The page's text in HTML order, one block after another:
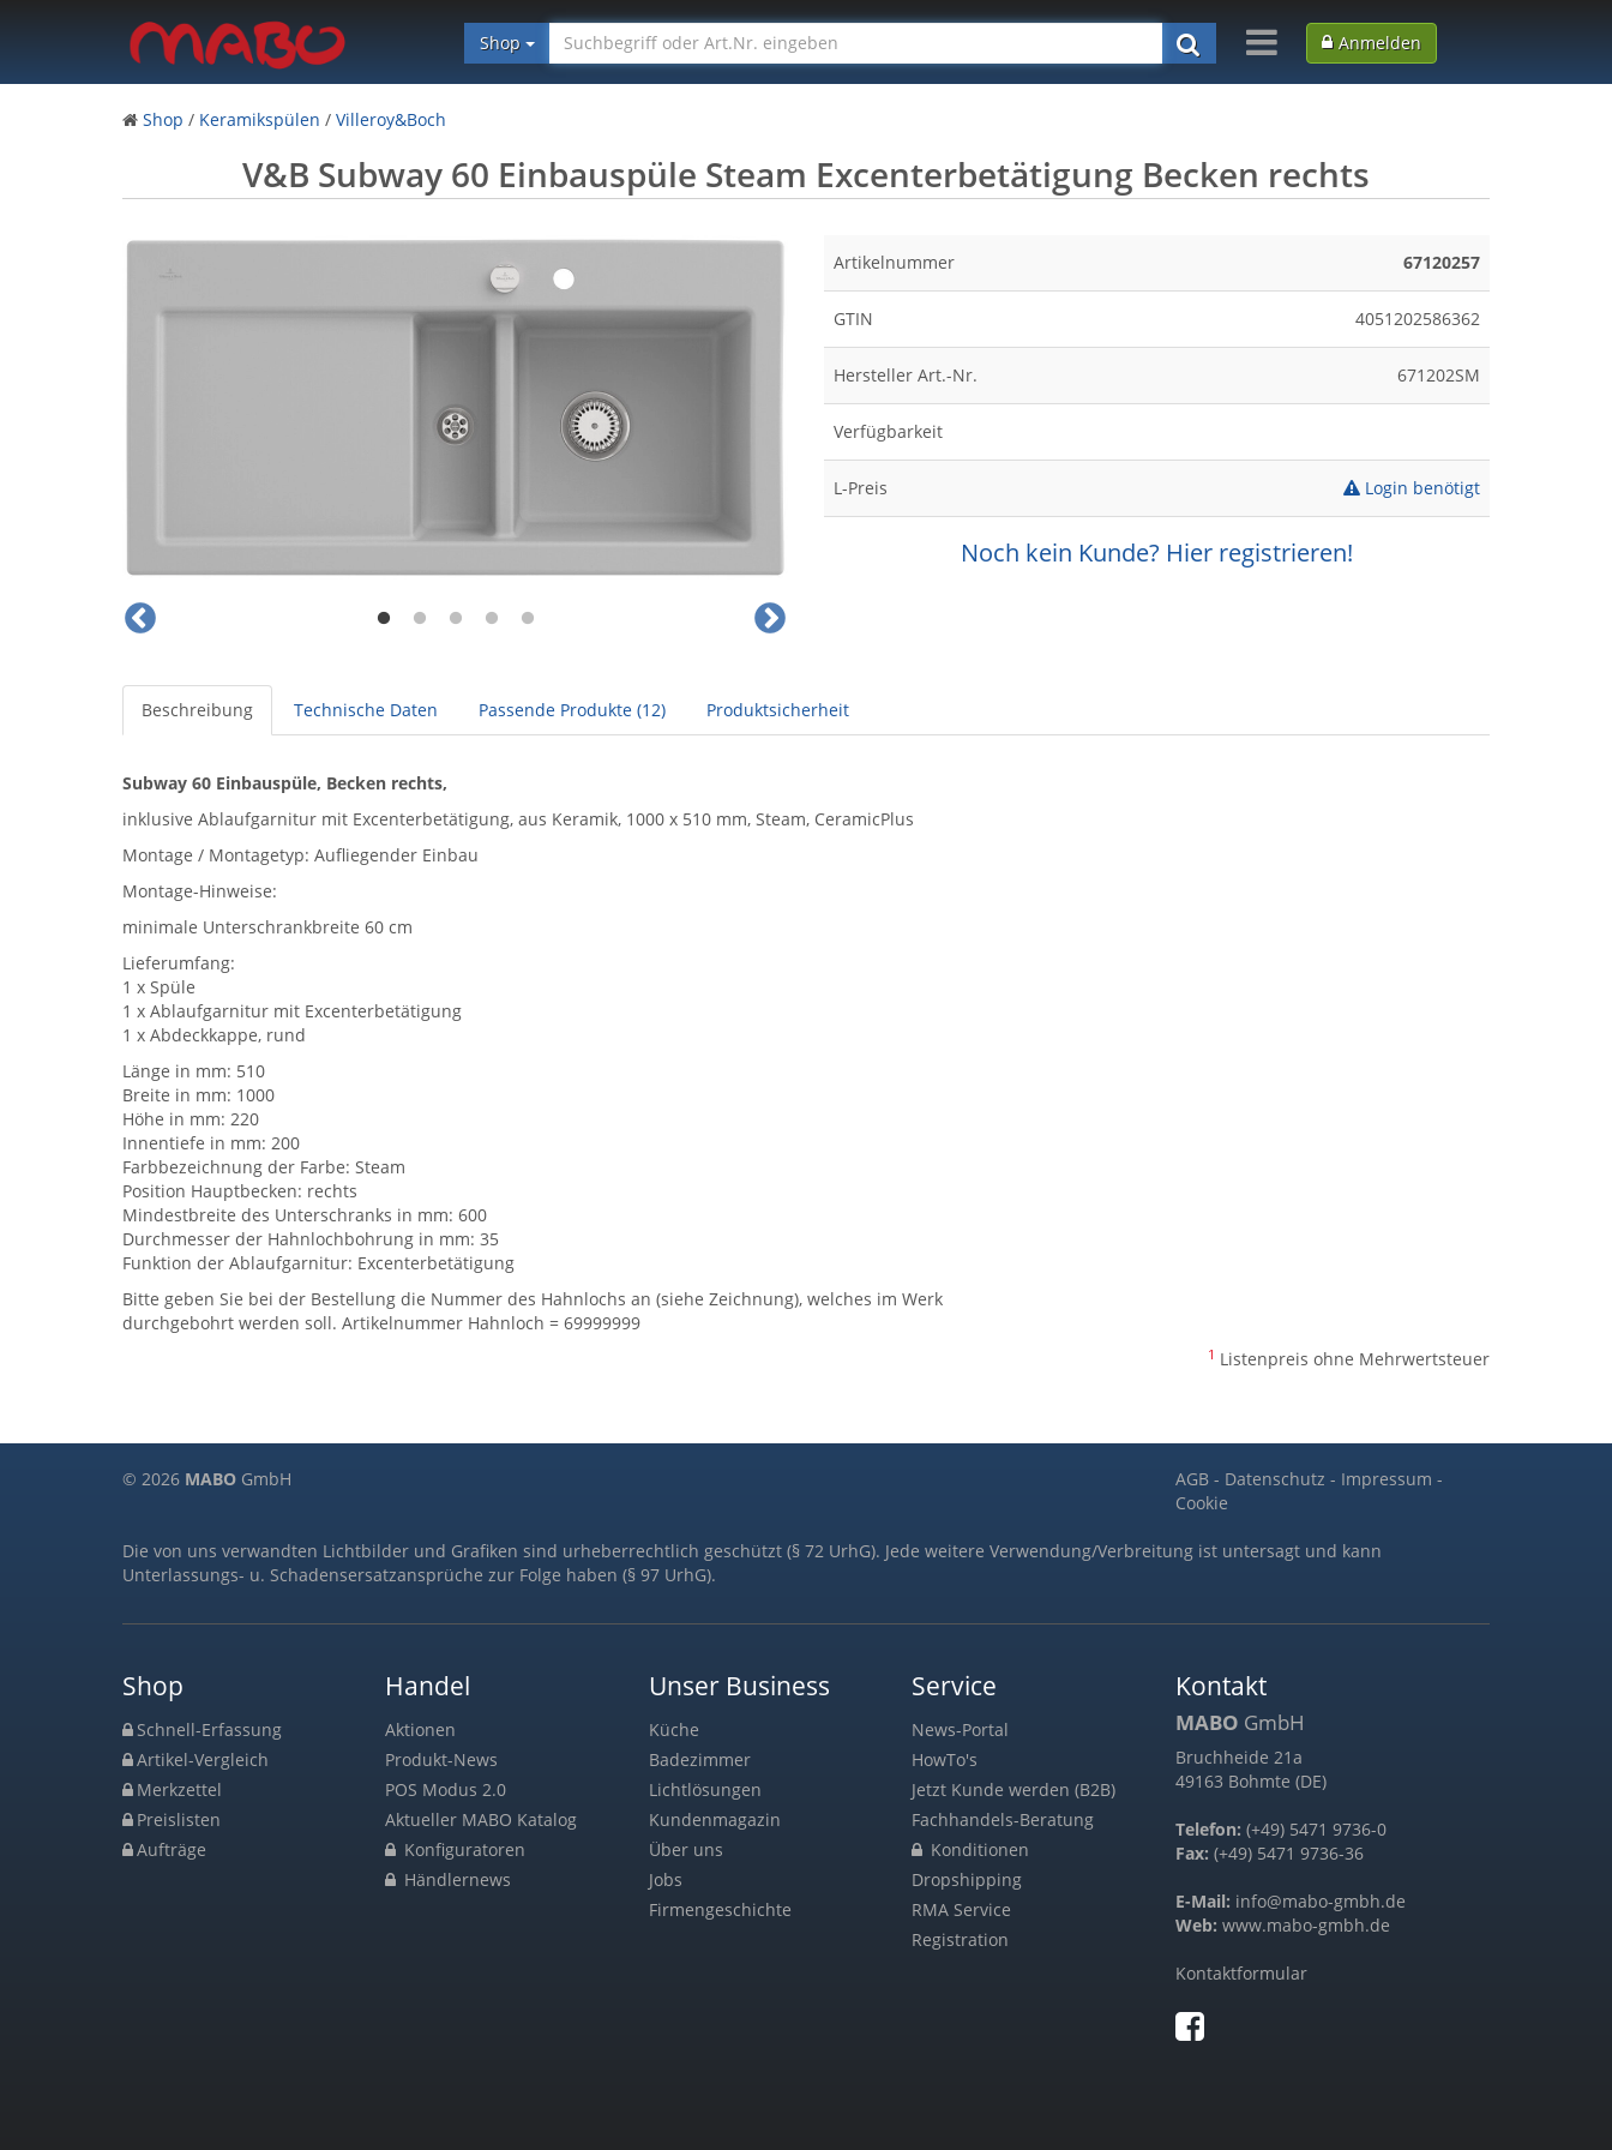
Shop Anmelden
Shop / Keramikspülen / Villeroy&Boch
V&B Subway 60 Einbauspüle Steam Excenterbetätigung Becken rechts
Artikelnummer 67120257
GTIN 4051202586362
Hersteller Art.-Nr. 671202SM
Verfügbarkeit
L-Preis Login benötigt
Noch kein Kunde? Hier registrieren!
Beschreibung Technische Daten Passende Produkte (12) Produktsicherheit
Subway 60 Einbauspüle, Becken rechts,
inklusive Ablaufgarnitur mit Excenterbetätigung, aus Keramik, 1000 x 510 mm, Steam, CeramicPlus
Montage / Montagetyp: Aufliegender Einbau
Montage-Hinweise:
minimale Unterschrankbreite 60 cm
Lieferumfang:
1 x Spüle
1 x Ablaufgarnitur mit Excenterbetätigung
1 x Abdeckkappe, rund
Länge in mm: 510
Breite in mm: 1000
Höhe in mm: 220
Innentiefe in mm: 200
Farbbezeichnung der Farbe: Steam
Position Hauptbecken: rechts
Mindestbreite des Unterschranks in mm: 600
Durchmesser der Hahnlochbohrung in mm: 35
Funktion der Ablaufgarnitur: Excenterbetätigung
Bitte geben Sie bei der Bestellung die Nummer des Hahnlochs an (siehe Zeichnung), welches im Werk
durchgebohrt werden soll. Artikelnummer Hahnloch = 69999999
1 Listenpreis ohne Mehrwertsteuer
© 2026 MABO GmbH AGB- Datenschutz - Impressum -
Cookie
Die von uns verwandten Lichtbilder und Grafiken sind urheberrechtlich geschützt (§ 72 UrhG). Jede weitere Verwendung/Verbreitung ist untersagt und kann
Unterlassungs- u. Schadensersatzansprüche zur Folge haben (§ 97 UrhG).
Shop
Schnell-Erfassung
Artikel-Vergleich
Merkzettel
Preislisten
Aufträge
Handel
Aktionen
Produkt-News
POS Modus 2.0
Aktueller MABO Katalog
Konfiguratoren
Händlernews
Unser Business
Küche
Badezimmer
Lichtlösungen
Kundenmagazin
Über uns
Jobs
Firmengeschichte
Service
News-Portal
HowTo's
Jetzt Kunde werden (B2B)
Fachhandels-Beratung
Konditionen
Dropshipping
RMA Service
Registration
Kontakt
MABO GmbH
Bruchheide 21a
49163 Bohmte (DE)
Telefon: (+49) 5471 9736-0
Fax: (+49) 5471 9736-36
E-Mail: info@mabo-gmbh.de
Web: www.mabo-gmbh.de
Kontaktformular